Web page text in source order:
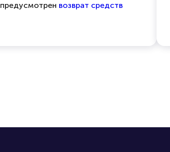
предусмотрен возврат средств